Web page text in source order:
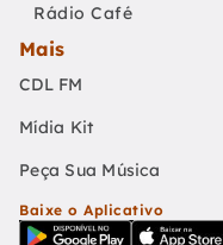
Rádio Café
Mais
CDL FM
Mídia Kit
Peça Sua Música
Baixe o Aplicativo